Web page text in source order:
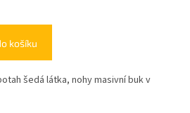
košíku
šedá látka, nohy masivní buk v